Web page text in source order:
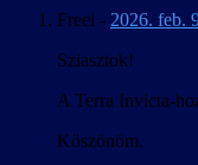
Freel - 2026. feb.
Sziasztok!
A Terra Invicta-
Köszönöm.